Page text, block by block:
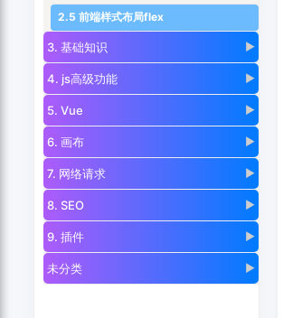
2.5 前端样式布局flex
3. 基础知识 ▶
4. js高级功能 ▶
5. Vue ▶
6. 画布 ▶
7. 网络请求 ▶
8. SEO ▶
9. 插件 ▶
未分类 ▶